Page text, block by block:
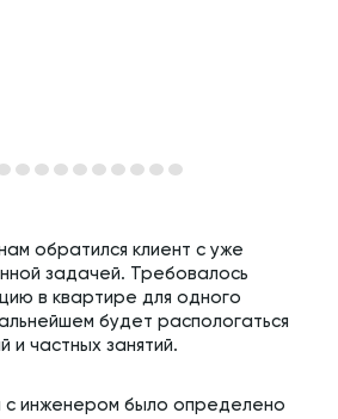
обратился клиент с уже
задачей. Требовалось
в квартире для одного
будет распологаться
и частных занятий.
с инженером было определено